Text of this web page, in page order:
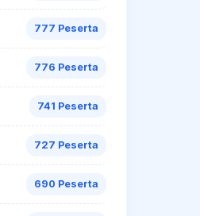
777 Peserta
776 Peserta
741 Peserta
727 Peserta
690 Peserta